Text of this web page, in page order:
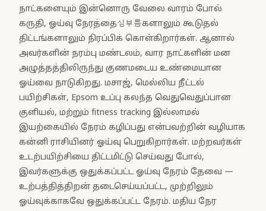
நாட்களையும் இன்னொரு வேலை வாரம் போல்
கருதி, ஓய்வு நேரத்தை심부름களாலும் கூடுதல்
திட்டங்களாலும் நிரப்பிக் கொள்கிறார்கள். ஆனால்
அவர்களின் நரம்பு மண்டலம், வார நாட்களின் மன
அழுத்தத்திலிருந்து குணமடைய உண்மையான
ஓய்வை நாடுகிறது. மசாஜ், மெல்லிய நீட்டல்
பயிற்சிகள், Epsom உப்பு கலந்த வெதுவெதுப்பான
குளியல், மற்றும் fitness tracking இல்லாமல்
இயற்கையில் நேரம் கழிப்பது என்பவற்றின் வழியாக
கன்னி ராசியினர் ஓய்வு பெறுகிறார்கள். மற்றவர்கள்
உடற்பயிற்சியை திட்டமிட்டு செய்வது போல்,
இவர்களுக்கு ஒதுக்கப்பட்ட ஓய்வு நேரம் தேவை —
உற்பத்தித்திறன் தடைசெய்யப்பட்ட, முற்றிலும்
ஓய்வுக்காகவே ஒதுக்கப்பட்ட நேரம். மதிய நேர